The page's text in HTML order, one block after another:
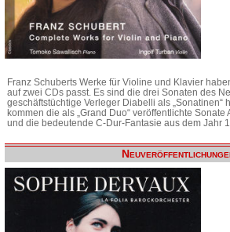
Franz Schuberts Werke für Violine und Klavier
auf zwei CDs passt. Es sind die drei Sonaten des
geschäftstüchtige Verleger Diabelli als „Sonatinen“
kommen die als „Grand Duo“ veröffentlichte Sonate
und die bedeutende C-Dur-Fantasie aus dem Jahr